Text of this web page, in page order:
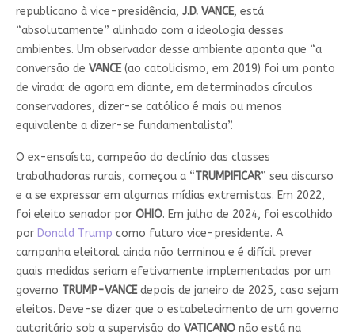
republicano à vice-presidência, J.D. VANCE, está
“absolutamente” alinhado com a ideologia desses
ambientes. Um observador desse ambiente aponta que “a
conversão de VANCE(ao catolicismo, em 2019) foi um ponto
de virada: de agora em diante, em determinados círculos
conservadores, dizer-se católico é mais ou menos
equivalente a dizer-se fundamentalista”.
O ex-ensaísta, campeão do declínio das classes
trabalhadoras rurais, começou a “TRUMPIFICAR” seu discurso
e a se expressar em algumas mídias extremistas. Em 2022,
foi eleito senador por OHIO. Em julho de 2024, foi escolhido
por Donald Trump como futuro vice-presidente. A
campanha eleitoral ainda não terminou e é difícil prever
quais medidas seriam efetivamente implementadas por um
governo TRUMP-VANCEdepois de janeiro de 2025, caso sejam
eleitos. Deve-se dizer que o estabelecimento de um governo
autoritário sob a supervisão do VATICANOnão está na